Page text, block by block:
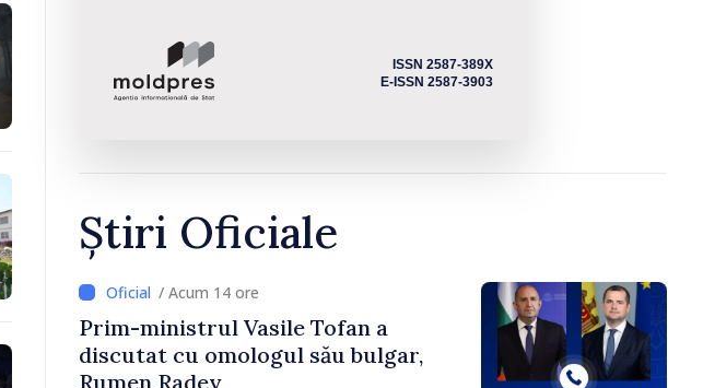
ISSN 2587-389X
E-ISSN 2587-3903
Știri Oficiale
/ Acum 14 ore
Prim-ministrul Vasile Tofan a
discutat cu omologul său bulgar,
Rumen Radev